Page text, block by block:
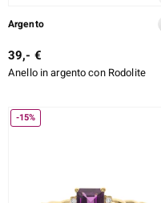
Argento
39,- €
Anello in argento con Rodolite
-15%